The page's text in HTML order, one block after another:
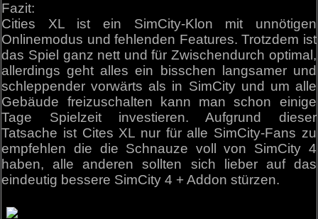
Fazit:
Cities XL ist ein SimCity-Klon mit unnötigen
Onlinemodus und fehlenden Features. Trotzdem ist
das Spiel ganz nett und für Zwischendurch optimal,
allerdings geht alles ein bisschen langsamer und
schleppender vorwärts als in SimCity und um alle
Gebäude freizuschalten kann man schon einige
Tage Spielzeit investieren. Aufgrund dieser
Tatsache ist Cites XL nur für alle SimCity-Fans zu
empfehlen die die Schnauze voll von SimCity 4
haben, alle anderen sollten sich lieber auf das
eindeutig bessere SimCity 4 + Addon stürzen.